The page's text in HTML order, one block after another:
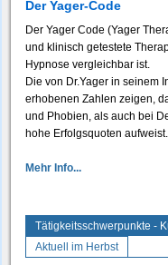
Der Yager-Code
Der Yager Code (Yager
und klinisch getestete
Hypnose vergleichbar ist.
Die von Dr.Yager in seinem
erhobenen Zahlen zeigen,
und Phobien, als auch bei
hohe Erfolgsquoten aufweist.
Mehr Info...
Tätigkeitsschwerpunkte -
Aktuell im Herbst